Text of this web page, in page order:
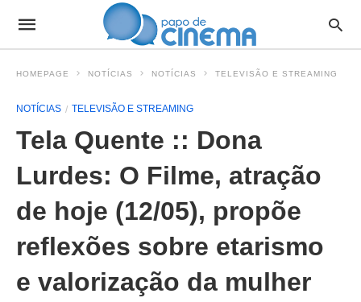
HOMEPAGE NOTÍCIAS NOTÍCIAS TELEVISÃO E STREAMING
NOTÍCIAS TELEVISÃO E STREAMING
Tela Quente :: Dona
Lurdes: O Filme, atração
de hoje (12/05), propõe
reflexões sobre etarismo
e valorização da mulher